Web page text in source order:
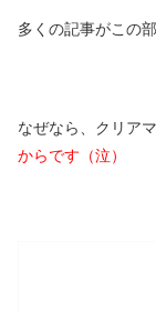
多くの記事がこの
なぜなら、クリア
からです（泣）